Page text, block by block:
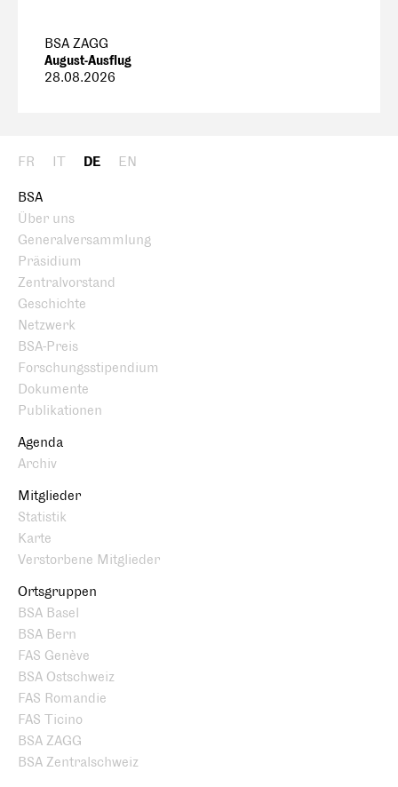
BSA ZAGG
August-Ausflug
28.08.2026
FR IT DE EN
BSA
Über uns
Generalversammlung
Präsidium
Zentralvorstand
Geschichte
Netzwerk
BSA-Preis
Forschungsstipendium
Dokumente
Publikationen
Agenda
Archiv
Mitglieder
Statistik
Karte
Verstorbene Mitglieder
Ortsgruppen
BSA Basel
BSA Bern
FAS Genève
BSA Ostschweiz
FAS Romandie
FAS Ticino
BSA ZAGG
BSA Zentralschweiz